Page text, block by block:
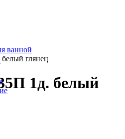
ванной
глянец
1д. белый